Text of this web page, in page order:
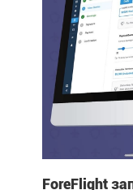
ForeFlight